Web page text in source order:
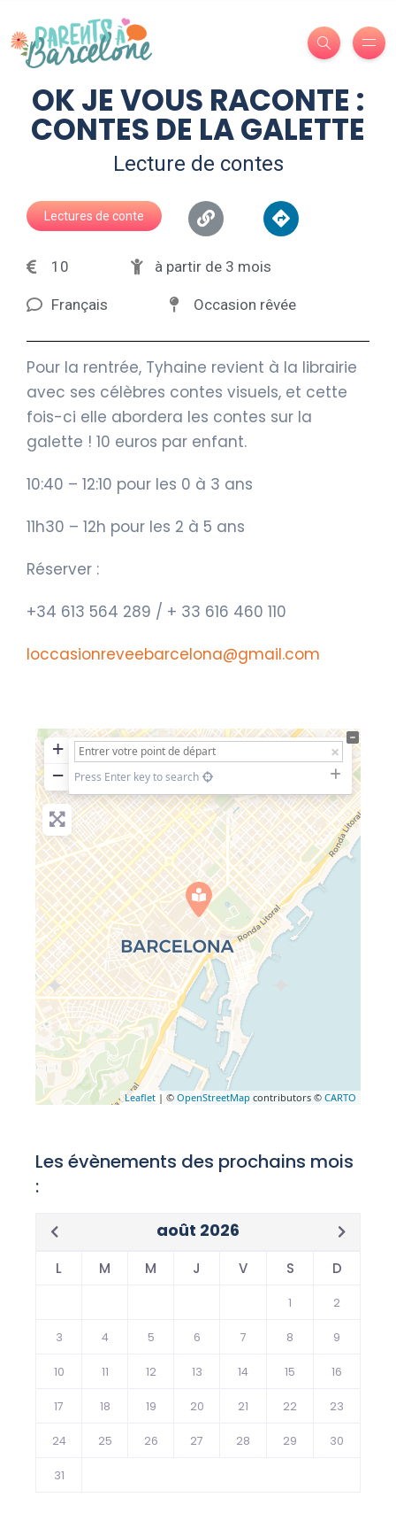
OK JE VOUS RACONTE :
CONTES DE LA GALETTE
Lecture de contes
Lectures de conte
10 à partir de 3 mois
Français Occasion rêvée
Pour la rentrée, Tyhaine revient à la librairie
avec ses célèbres contes visuels, et cette
fois-ci elle abordera les contes sur la
galette ! 10 euros par enfant.
10:40 – 12:10 pour les 0 à 3 ans
11h30 – 12h pour les 2 à 5 ans
Réserver :
+34 613 564 289 / + 33 616 460 110
loccasionreveebarcelona@gmail.com
+
−
Press Enter key to search
Leaflet | © OpenStreetMap contributors © CARTO
Les évènements des prochains mois
:
août 2026
L M M J V S D
1 2
3 4 5 6 7 8 9
10 11 12 13 14 15 16
17 18 19 20 21 22 23
24 25 26 27 28 29 30
31